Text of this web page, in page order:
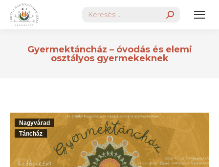
Search:
Gyermektáncház – óvodás és elemi
osztályos gyermekeknek
Nagyvárad
Táncház